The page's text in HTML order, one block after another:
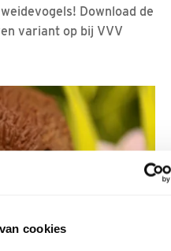
cookies
Download de
variant op bij VVV